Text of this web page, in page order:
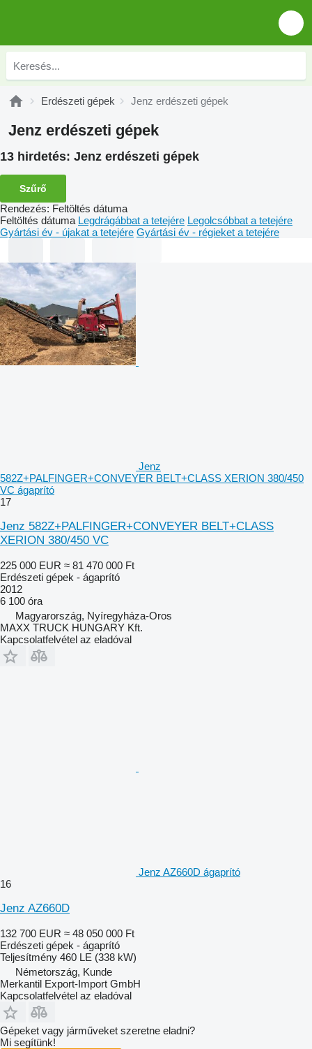
Erdészeti gépek Jenz erdészeti gépek
Jenz erdészeti gépek
13 hirdetés: Jenz erdészeti gépek
Szűrő
Rendezés: Feltöltés dátuma
Feltöltés dátuma Legdrágábbat a tetejére Legolcsóbbat a tetejére
Gyártási év - újakat a tetejére Gyártási év - régieket a tetejére
Jenz
582Z+PALFINGER+CONVEYER BELT+CLASS XERION 380/450
VC ágaprító
17
Jenz 582Z+PALFINGER+CONVEYER BELT+CLASS
XERION 380/450 VC
225 000 EUR ≈ 81 470 000 Ft
Erdészeti gépek - ágaprító
2012
6 100 óra
Magyarország, Nyíregyháza-Oros
MAXX TRUCK HUNGARY Kft.
Kapcsolatfelvétel az eladóval
Jenz AZ660D ágaprító
16
Jenz AZ660D
132 700 EUR ≈ 48 050 000 Ft
Erdészeti gépek - ágaprító
Teljesítmény 460 LE (338 kW)
Németország, Kunde
Merkantil Export-Import GmbH
Kapcsolatfelvétel az eladóval
Gépeket vagy járműveket szeretne eladni?
Mi segítünk!